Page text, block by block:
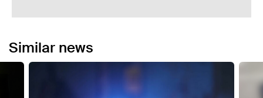
Similar news